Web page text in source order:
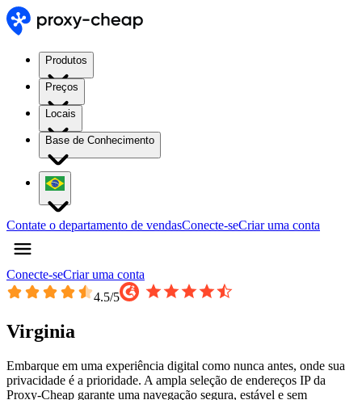
Produtos
Preços
Locais
Base de Conhecimento
Contate o departamento de vendasConecte-seCriar uma conta
Conecte-seCriar uma conta
4.5/5
Virginia
Embarque em uma experiência digital como nunca antes, onde sua
privacidade é a prioridade. A ampla seleção de endereços IP da
Proxy-Cheap garante uma navegação segura, estável e sem